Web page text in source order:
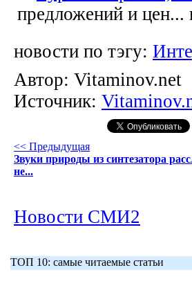
предложений и
новости по тэгу:
Автор: Vitaminov.net
Источник:
<< Предыдущая
Звуки природы из синтезатора
не...
Новости СМИ2
ТОП 10: самые читаемые статьи